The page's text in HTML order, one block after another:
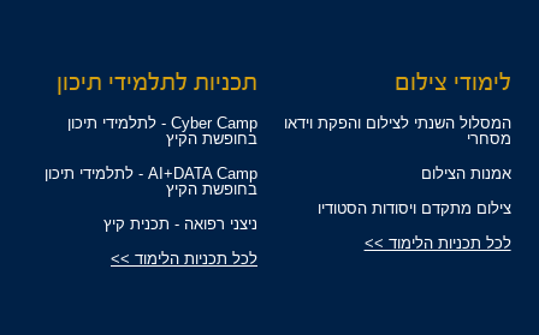
לימודי צילום
המסלול השנתי לצילום והפקת וידאו
מסחרי
אמנות הצילום
צילום מתקדם ויסודות הסטודיו
לכל תכניות הלימוד >>
תכניות לתלמידי תיכון
Cyber Camp - לתלמידי תיכון
בחופשת הקיץ
AI+DATA Camp - לתלמידי תיכון
בחופשת הקיץ
ניצני רפואה - תכנית קיץ
לכל תכניות הלימוד >>